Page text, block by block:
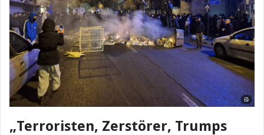
„Terroristen, Zerstörer, Trumps